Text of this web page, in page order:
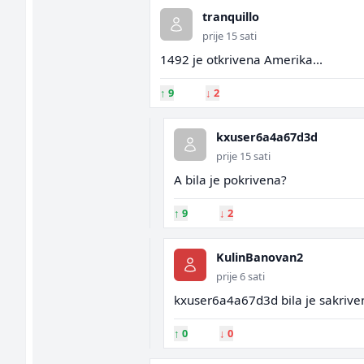
tranquillo
prije 15 sati
1492 je otkrivena Amerika...
↑ 9 ↓ 2
kxuser6a4a67d3d
prije 15 sati
A bila je pokrivena?
↑ 9 ↓ 2
KulinBanovan2
prije 6 sati
kxuser6a4a67d3d bila je
↑ 0 ↓ 0